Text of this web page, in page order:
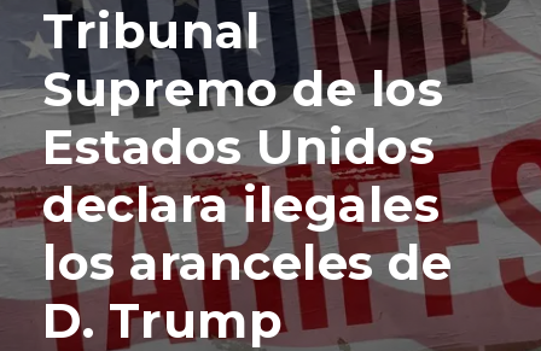
Tribunal
Supremo de los
Estados Unidos
declara ilegales
los aranceles de
D. Trump